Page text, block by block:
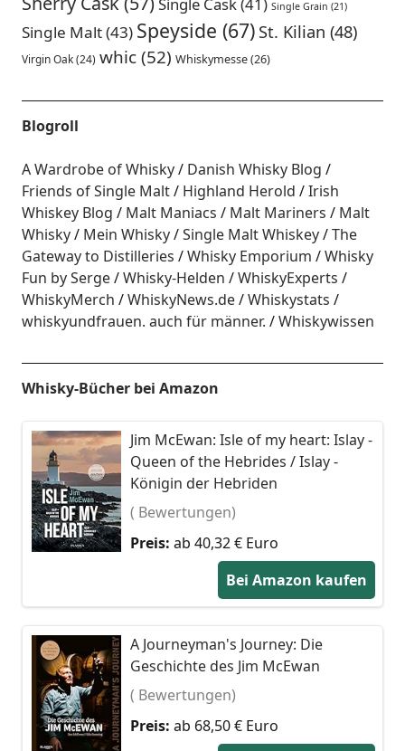
Single Grain (21)
Single Malt(43) Speyside (67) St. Kilian (48)
Virgin Oak(24) whic(52) Whiskymesse(26)
Blogroll
A Wardrobe of Whisky
Danish Whisky Blog
Friends of Single Malt
Highland Herold
Irish
Whiskey Blog
Malt Maniacs Malt Mariners
Malt
Whisky
Mein Whisky Single Malt Whiskey
The
Gateway to Distilleries
Whisky Emporium
Whisky
Fun by Serge
Whisky-Helden
WhiskyExperts
WhiskyMerch
WhiskyNews.de
Whiskystats
whiskyundfrauen. auch für männer.
Whiskywissen
Whisky-Bücher bei Amazon
Jim McEwan: Isle of my heart: Islay -
Queen of the Hebrides / Islay -
Königin der Hebriden
( Bewertungen)
Preis: ab 40,32 € Euro
Bei Amazon kaufen
A Journeyman's Journey: Die
Geschichte des Jim McEwan
( Bewertungen)
Preis: ab 68,50 € Euro